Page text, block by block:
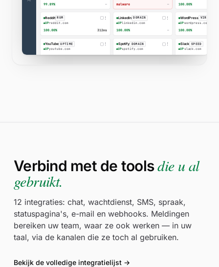
Verbind met de toolsdie u al
gebruikt.
12 integraties: chat, wachtdienst, SMS, spraak,
statuspagina's, e-mail en webhooks. Meldingen
bereiken uw team, waar ze ook werken — in uw
taal, via de kanalen die ze toch al gebruiken.
Bekijk de volledige integratielijst →